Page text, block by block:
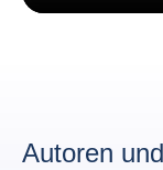
Autoren